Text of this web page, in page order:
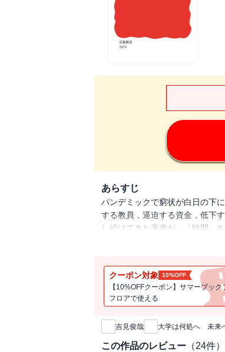
あらすじ
パンデミックで窮状が白日の下
する教員，逼迫する資金，低下
し続けてきた著者が，「時間」
クーポン対象 10%OFF
【10%OFFクーポン】サマーブッ
フロアで使える
新刊通知
吉見俊哉 大学は何処へ 未来
この作品のレビュー （24件）